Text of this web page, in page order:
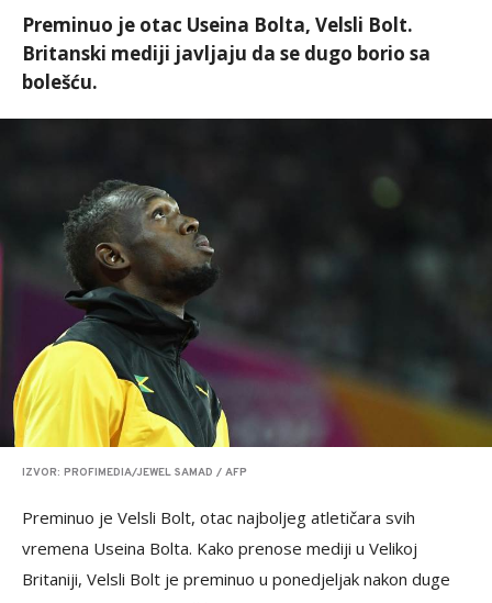
Preminuo je otac Useina Bolta, Velsli Bolt.
Britanski mediji javljaju da se dugo borio sa
bolešću.
IZVOR: PROFIMEDIA/JEWEL SAMAD / AFP
Preminuo je Velsli Bolt, otac najboljeg atletičara svih
vremena Useina Bolta. Kako prenose mediji u Velikoj
Britaniji, Velsli Bolt je preminuo u ponedjeljak nakon duge